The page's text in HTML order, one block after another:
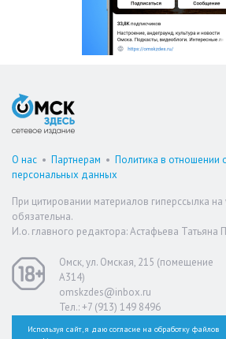
О нас • Партнерам • Политика в отношении
персональных данных
При цитировании материалов гиперссылка
обязательна.
И.о. главного редактора: Астафьева Татьяна
Омск, ул. Омская, 215 (помещение
А314)
omskzdes@inbox.ru
Тел.: +7 (913) 149 8496
Используя сайт, я даю согласие на обработку файлов